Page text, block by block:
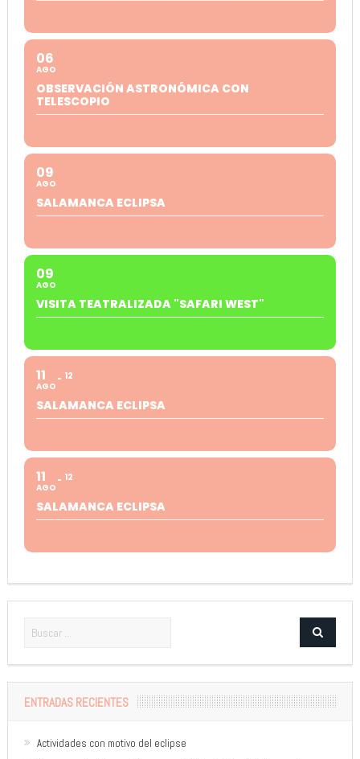
06
AGO
OBSERVACIÓN ASTRONÓMICA CON
TELESCOPIO
09
AGO
SALAMANCA ECLIPSA
09
AGO
VISITA TEATRALIZADA "SAFARI WEST"
11
AGO
12
SALAMANCA ECLIPSA
11
AGO
12
SALAMANCA ECLIPSA
ENTRADAS RECIENTES
Actividades con motivo del eclipse